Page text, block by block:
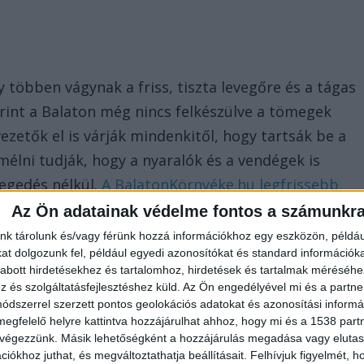
Az Ön adatainak védelme fontos a
tárolunk és/vagy férünk hozzá információkhoz egy eszközön,
dolgozunk fel, például egyedi azonosítókat és standard
hirdetésekhez és tartalomhoz, hirdetések és tartalmak
és szolgáltatásfejlesztéshez küld. Az Ön engedélyével mi és a
szerzett pontos geolokációs adatokat és azonosítási
helyre kattintva hozzájárulhat ahhoz, hogy mi és a 1538
Másik lehetőségként a hozzájárulás megadása vagy
juthat, és megváltoztathatja beállításait. Felhívjuk figyelmét,
vágynak a friss, tiszta levegőre és a tágas
a Balaton még nincs felkészülve a tömegek
el is várják mindenkitől, hogy tartsák be a
tudják, hogy a nyaralók és a vendégek is
nélkül.A BalatonKörnyéke.hu legfrissebb
hogy szerinte csütörtökön fog beindulni a
utaznak le, míg becsléseik szerint péntekre
hogy ez sokaknak szabadságérzet, de kérem,